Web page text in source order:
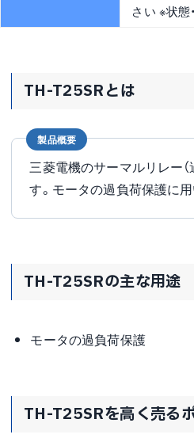
さい ※状態
TH-T25SRとは
製品概要
三菱電機のサーマルリレー
す。モータの過負荷保護に用
TH-T25SRの主な用途
モータの過負荷保護
TH-T25SRを高く売る